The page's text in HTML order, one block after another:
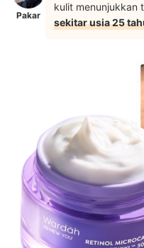
Pakar
kulit menunjukkan
sekitar usia 25